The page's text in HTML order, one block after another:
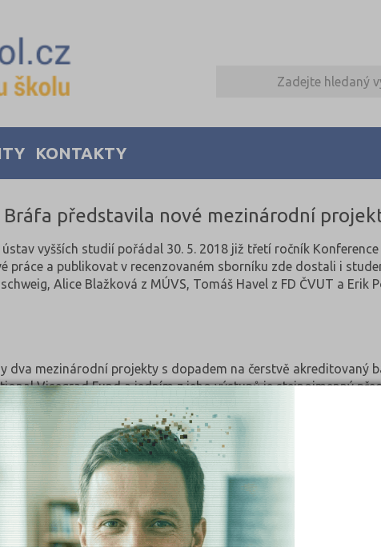
KONTAKTY
představila nové mezinárodní
ústav vyšších studií pořádal 30. 5. 2018 již třetí ročník
práce a publikovat v recenzovaném sborníku zde dostali i
Alice Blažková z MÚVS, Tomáš Havel z FD ČVUT a Erik
dva mezinárodní projekty s dopadem na čerstvě akreditovaný
Visegrad Fund a jedním z jeho výstupů je stejnojmenný
programu Erasmus+ Strategic Partnerships připravuje pět
2019-20 v programu MÚVS zařazen do skupiny povinně-
logistické asociace.